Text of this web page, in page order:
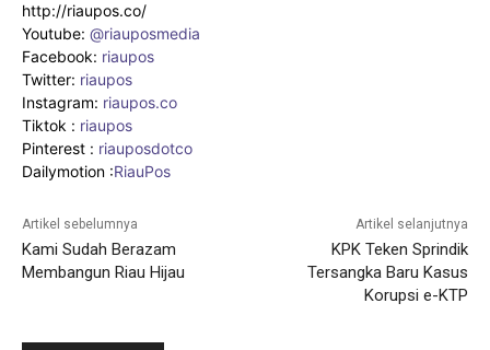
http://riaupos.co/
Youtube: @riauposmedia
Facebook: riaupos
Twitter: riaupos
Instagram: riaupos.co
Tiktok : riaupos
Pinterest : riauposdotco
Dailymotion :RiauPos
Artikel sebelumnya
Kami Sudah Berazam
Membangun Riau Hijau
Artikel selanjutnya
KPK Teken Sprindik
Tersangka Baru Kasus
Korupsi e-KTP